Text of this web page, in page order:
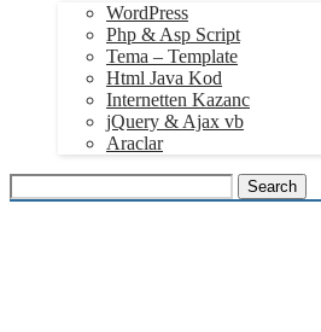
WordPress
Php & Asp Script
Tema – Template
Html Java Kod
Internetten Kazanc
jQuery & Ajax vb
Araclar